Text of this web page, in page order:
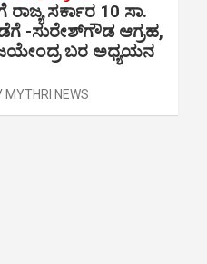
ಸರ್ಕಾರ 10 ಸಾ.
-ಸುರೇಶ್‍ಗೌಡ ಆಗ್ರಹ,
ಬರ ಅಧ್ಯಯನ
MYTHRI NEWS